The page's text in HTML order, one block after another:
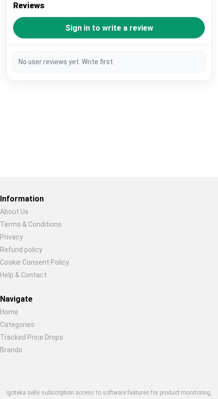
Reviews
Sign in to write a review
No user reviews yet. Write first.
Information
About Us
Terms & Conditions
Privacy
Refund policy
Cookie Consent Policy
Help & Contact
Navigate
Home
Categories
Tracked Price Drops
Brands
Igoteka sells subscription access to software features for product monitoring,